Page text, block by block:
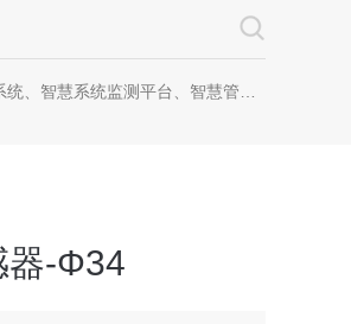
管网监测系统、园区安全生产与消防安全一体化系统
器-Φ34